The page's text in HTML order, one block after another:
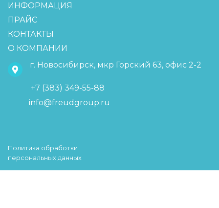
ИНФОРМАЦИЯ
ПРАЙС
КОНТАКТЫ
О КОМПАНИИ
г. Новосибирск, мкр Горский 63, офис 2-2
+7 (383) 349-55-88
info@freudgroup.ru
Политика обработки
персональных данных